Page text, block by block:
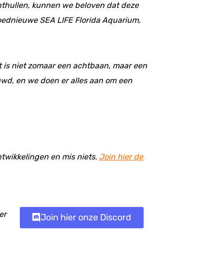
kunnen we beloven dat deze
SEA LIFE Florida Aquarium,
is niet zomaar een achtbaan, maar een
en we doen er alles aan om een
en mis niets. Join hier de
Join hier onze Discord